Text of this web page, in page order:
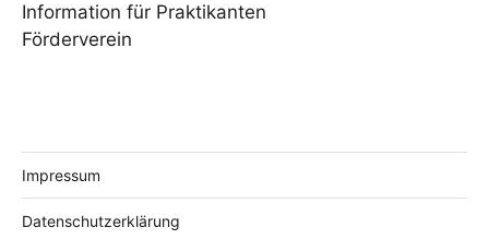
Information für Praktikanten
Förderverein
Impressum
Datenschutzerklärung